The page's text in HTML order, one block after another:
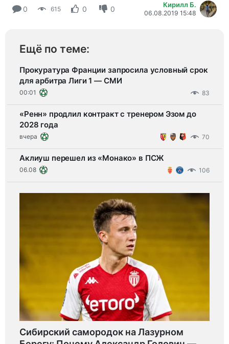
0 615 0 0 Кирилл Б.
06.08.2019 15:48
Ещё по теме:
Прокуратура Франции запросила условный срок
для арбитра Лиги 1 — СМИ
00:01 83
«Ренн» продлил контракт с тренером Эзом до
2028 года
вчера 70
Аклиуш перешел из «Монако» в ПСЖ
06.08 106
Сибирский самородок на Лазурном